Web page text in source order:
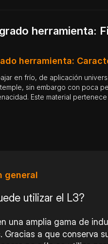
herramienta:
herramienta:
en frío, de aplicación
sin embargo con poca
Este material pertenece
general
utilizar el L3?
una amplia gama de
Gracias a que conserva